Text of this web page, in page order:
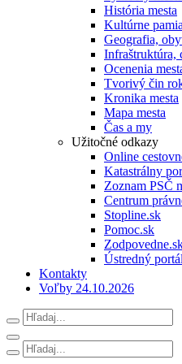
História mesta
Kultúrne
Geografia,
Infraštruktúra,
Ocenenia
Tvorivý čin
Kronika mesta
Mapa mesta
Čas a my
Užitočné odkazy
Online
Katastrálny
Zoznam PSČ
Centrum
Stopline.sk
Pomoc.sk
Ústredný
Kontakty
Voľby 24.10.2026